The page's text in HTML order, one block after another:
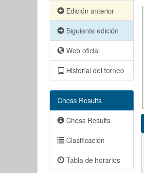
Edición anterior
Siguiente edición
Web oficial
Historial del torneo
Chess Results
Chess Results
Clasificación
Tabla de horarios